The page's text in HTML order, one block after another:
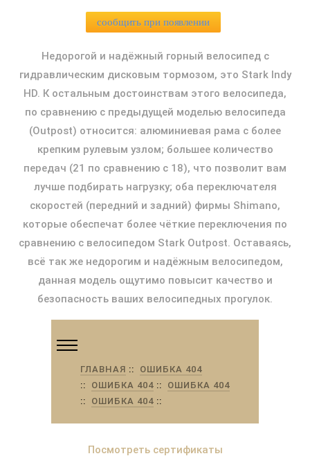
сообщить при появлении
Недорогой и надёжный горный велосипед с
гидравлическим дисковым тормозом, это Stark Indy
HD. К остальным достоинствам этого велосипеда,
по сравнению с предыдущей моделью велосипеда
(Outpost) относится: алюминиевая рама с более
крепким рулевым узлом; большее количество
передач (21 по сравнению с 18), что позволит вам
лучше подбирать нагрузку; оба переключателя
скоростей (передний и задний) фирмы Shimano,
которые обеспечат более чёткие переключения по
сравнению с велосипедом Stark Outpost. Оставаясь,
всё так же недорогим и надёжным велосипедом,
данная модель ощутимо повысит качество и
безопасность ваших велосипедных прогулок.
Посмотреть сертификаты